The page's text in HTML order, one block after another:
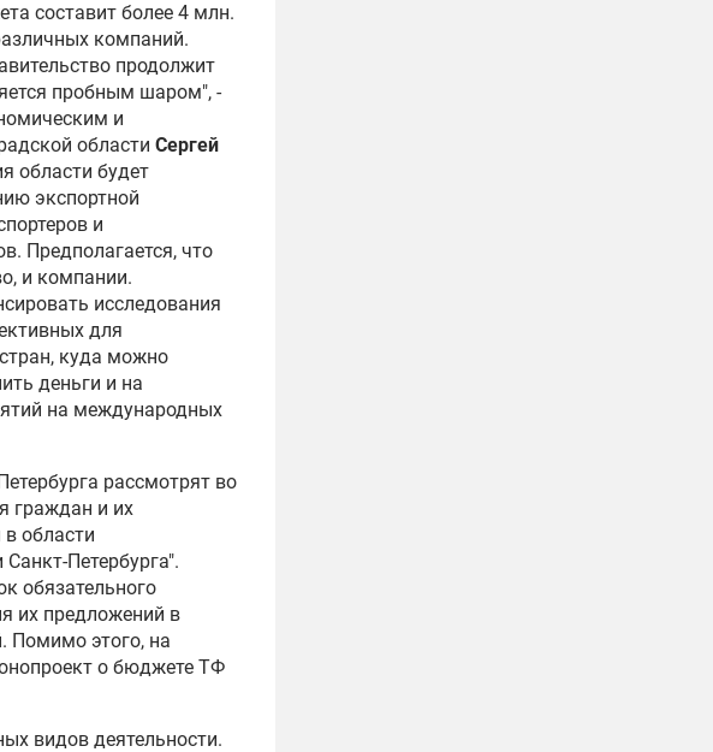
составит более 4 млн.
компаний.
продолжит
пробным шаром", -
и
области Сергей
области будет
экспортной
и
Предполагается, что
и компании.
исследования
для
куда можно
деньги и на
на международных
рассмотрят во
граждан и их
области
Петербурга".
обязательного
их предложений в
Помимо этого, на
о бюджете ТФ
видов деятельности.